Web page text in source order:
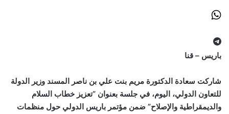
باريس – قنا
شاركت سعادة الدكتورة مريم بنت علي بن ناصر المسند وزير الدولة
للتعاون الدولي، اليوم، في جلسة بعنوان “تعزيز خطاب السلام
والديمقراطية والإصلاح” ضمن مؤتمر باريس الدولي حول منظمات